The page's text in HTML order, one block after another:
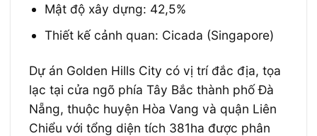
Mật độ xây dựng: 42,5%
Thiết kế cảnh quan: Cicada (Singapore)
Dự án Golden Hills City có vị trí đắc địa, tọa
lạc tại cửa ngõ phía Tây Bắc thành phố Đà
Nẵng, thuộc huyện Hòa Vang và quận Liên
Chiểu với tổng diện tích 381ha được phân